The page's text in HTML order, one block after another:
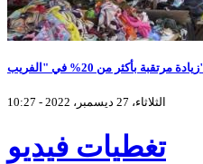
في "الفريب"
الثلاثاء، 27 ديسمبر، 2022 - 10:27
تغطيات فيديو